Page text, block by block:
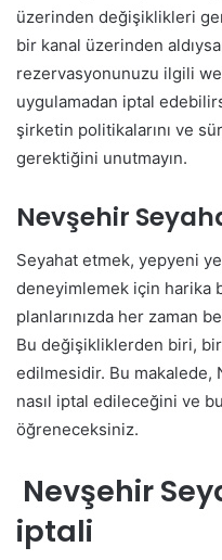
üzerinden değişiklikleri
bir kanal üzerinden
rezervasyonunuzu ilgili
uygulamadan iptal
şirketin politikalarını ve
gerektiğini unutmayın.
Nevşehir
Seyahat etmek, yepyeni
deneyimlemek için harika
planlarınızda her zaman
Bu değişikliklerden biri,
edilmesidir. Bu
nasıl iptal edileceğini ve
öğreneceksiniz.
Nevşehir
iptali